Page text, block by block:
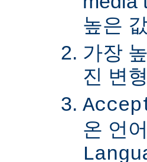
높은
가장
진 변
온 언